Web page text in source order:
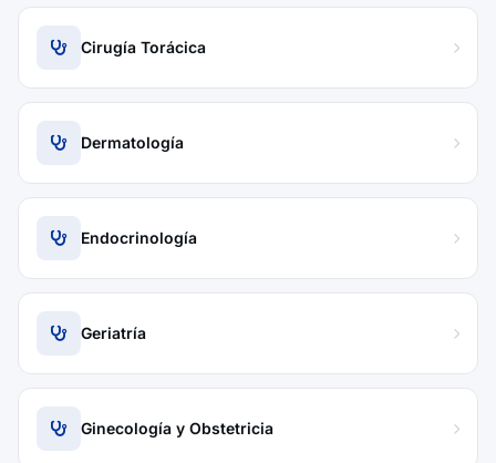
Cirugía Torácica
Dermatología
Endocrinología
Geriatría
Ginecología y Obstetricia